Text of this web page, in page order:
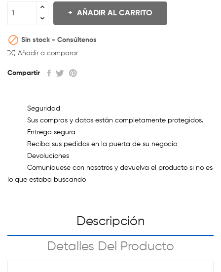
AÑADIR AL CARRITO
 Sin stock - Consúltenos
Añadir a comparar
Compartir
Seguridad
Sus compras y datos están completamente protegidos.
Entrega segura
Reciba sus pedidos en la puerta de su negocio
Devoluciones
Comuníquese con nosotros y devuelva el producto si no es
lo que estaba buscando
Descripción
Detalles Del Producto